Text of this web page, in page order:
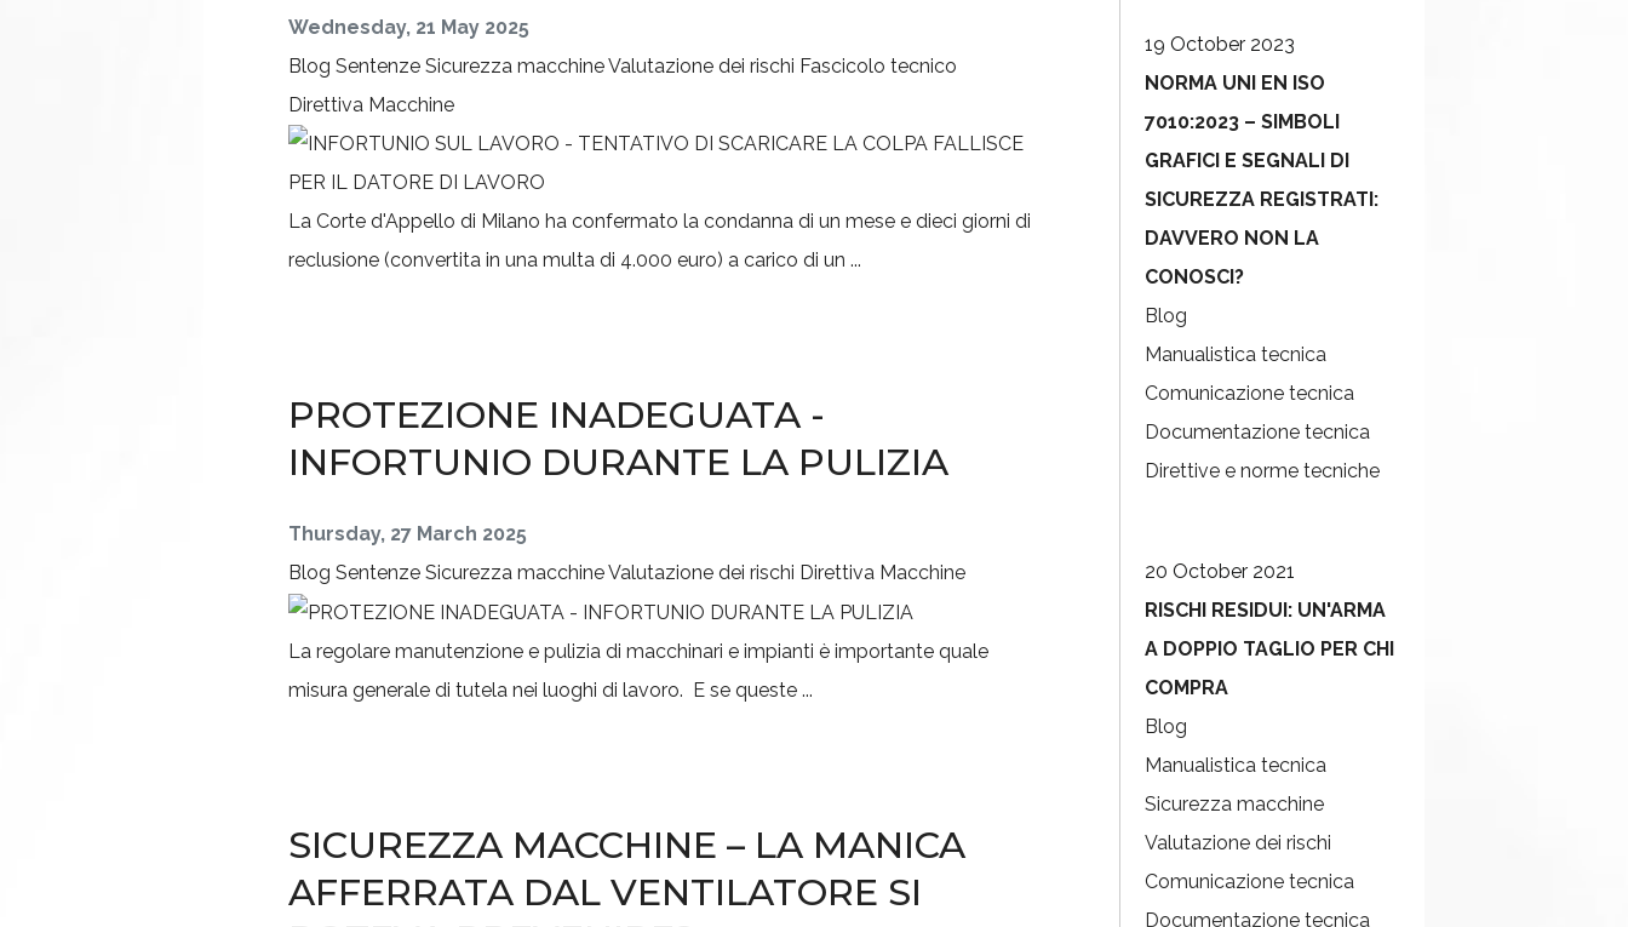
Wednesday, 21 May 2025
Blog Sentenze Sicurezza macchineValutazione dei rischi Fascicolo tecnico
Direttiva Macchine
La Corte d'Appello di Milano ha confermato la condanna di un mese e dieci giorni di
reclusione (convertita in una multa di 4.000 euro) a carico di un ...
PROTEZIONE INADEGUATA -
INFORTUNIO DURANTE LA PULIZIA
Thursday, 27 March 2025
Blog Sentenze Sicurezza macchineValutazione dei rischi Direttiva Macchine
La regolare manutenzione e pulizia di macchinari e impianti è importante quale
misura generale di tutela nei luoghi di lavoro. E se queste ...
SICUREZZA MACCHINE – LA MANICA
AFFERRATA DAL VENTILATORE SI
19 October 2023
NORMA UNI EN ISO
7010:2023 – SIMBOLI
GRAFICI E SEGNALI DI
SICUREZZA REGISTRATI:
DAVVERO NON LA
CONOSCI?
Blog
Manualistica tecnica
Comunicazione tecnica
Documentazione tecnica
Direttive e norme tecniche
20 October 2021
RISCHI RESIDUI: UN'ARMA
A DOPPIO TAGLIO PER CHI
COMPRA
Blog
Manualistica tecnica
Sicurezza macchine
Valutazione dei rischi
Comunicazione tecnica
Documentazione tecnica